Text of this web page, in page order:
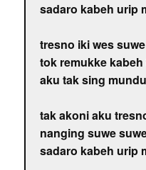
sadaro kabeh urip
tresno iki wes
tok remukke
aku tak sing
tak akoni aku
nanging suwe
sadaro kabeh urip